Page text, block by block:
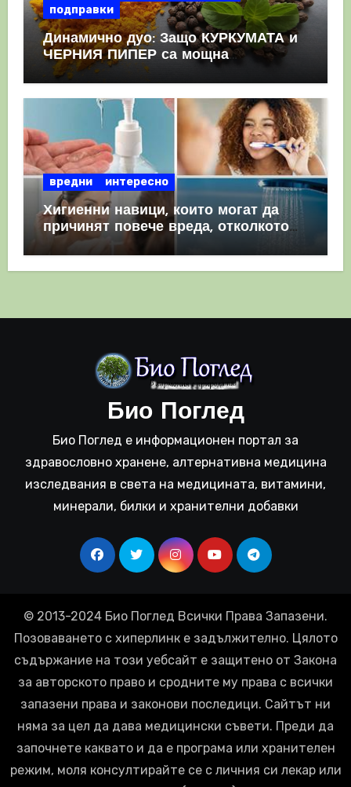
подправки
Динамично дуо: Защо КУРКУМАТА и
ЧЕРНИЯ ПИПЕР са мощна
комбинация
вредни интересно
Хигиенни навици, които могат да
причинят повече вреда, отколкото
полза
Био Поглед
Био Поглед е информационен портал за
здравословно хранене, алтернативна медицина
изследвания в света на медицината, витамини,
минерали, билки и хранителни добавки
© 2013-2024 Био Поглед Всички Права Запазени.
Позоваването с хиперлинк е задължително. Цялото
съдържание на този уебсайт е защитено от Закона
за авторското право и сродните му права с всички
запазени права и законови последици. Сайтът ни
няма за цел да дава медицински съвети. Преди да
започнете каквато и да е програма или хранителен
режим, моля консултирайте се с личния си лекар или